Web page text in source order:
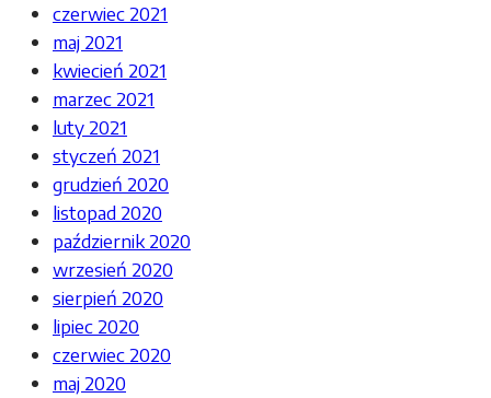
czerwiec 2021
maj 2021
kwiecień 2021
marzec 2021
luty 2021
styczeń 2021
grudzień 2020
listopad 2020
październik 2020
wrzesień 2020
sierpień 2020
lipiec 2020
czerwiec 2020
maj 2020